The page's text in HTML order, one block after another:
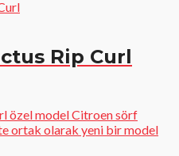
Rip Curl
özel model Citroen sörf
ortak olarak yeni bir model